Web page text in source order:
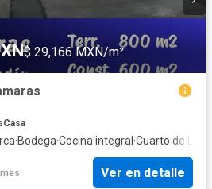
$ 29,166 MXN/m²
Casa
·Bodega·Cocina integral ·Cuarto de
Ver en detalle